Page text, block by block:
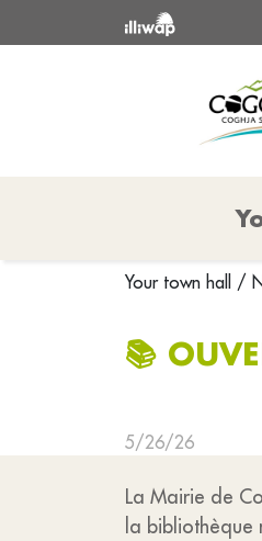
Your town hall /
📚
5/26/26
La Mairie de
la bibliothèque